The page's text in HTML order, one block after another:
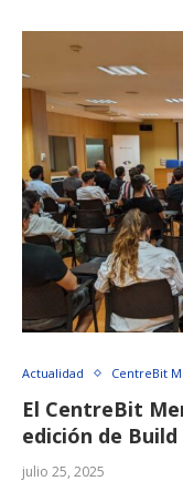
Actualidad CentreBit
El CentreBit
edición de
julio 25, 2025